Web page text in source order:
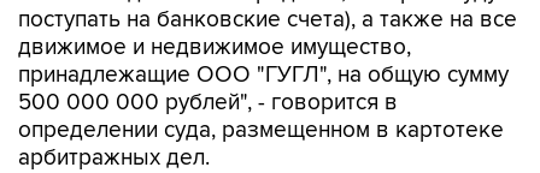
поступать на банковские счета), а также на все
движимое и недвижимое имущество,
принадлежащие ООО "ГУГЛ", на общую сумму
500 000 000 рублей", - говорится в
определении суда, размещенном в картотеке
арбитражных дел.